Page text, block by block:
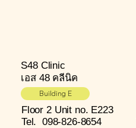
S48 Clinic
เอส 48 คลีนิค
Building E
Floor 2 Unit no. E223
Tel. 098-826-8654